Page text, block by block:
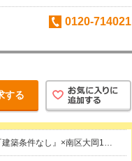
0120-714021
する
建築条件なし』×南区大岡1…